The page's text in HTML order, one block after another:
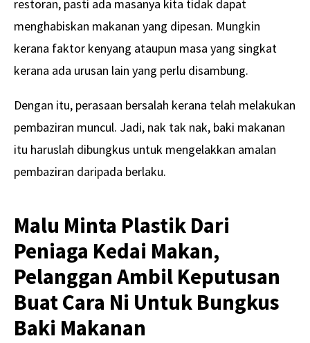
restoran, pasti ada masanya kita tidak dapat
menghabiskan makanan yang dipesan. Mungkin
kerana faktor kenyang ataupun masa yang singkat
kerana ada urusan lain yang perlu disambung.
Dengan itu, perasaan bersalah kerana telah melakukan
pembaziran muncul. Jadi, nak tak nak, baki makanan
itu haruslah dibungkus untuk mengelakkan amalan
pembaziran daripada berlaku.
Malu Minta Plastik Dari
Peniaga Kedai Makan,
Pelanggan Ambil Keputusan
Buat Cara Ni Untuk Bungkus
Baki Makanan